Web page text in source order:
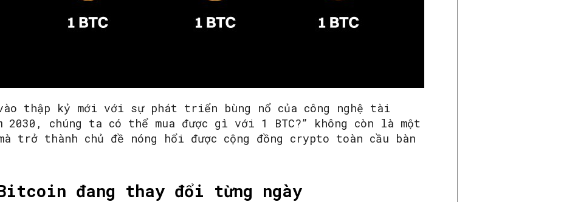
thập kỷ mới với sự phát triển bùng nổ của công nghệ tài
2030, chúng ta có thể mua được gì với 1 BTC?” không còn là một
trở thành chủ đề nóng hổi được cộng đồng crypto toàn cầu bàn
Bitcoin đang thay đổi từng ngày